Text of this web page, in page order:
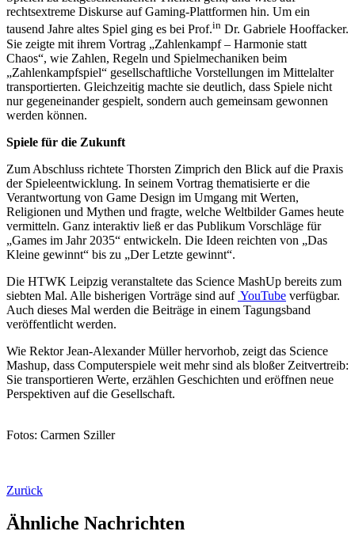
rechtsextreme Diskurse auf Gaming-Plattformen hin. Um ein
tausend Jahre altes Spiel ging es bei Prof.in Dr. Gabriele Hooffacker.
Sie zeigte mit ihrem Vortrag „Zahlenkampf – Harmonie statt
Chaos“, wie Zahlen, Regeln und Spielmechaniken beim
„Zahlenkampfspiel“ gesellschaftliche Vorstellungen im Mittelalter
transportierten. Gleichzeitig machte sie deutlich, dass Spiele nicht
nur gegeneinander gespielt, sondern auch gemeinsam gewonnen
werden können.
Spiele für die Zukunft
Zum Abschluss richtete Thorsten Zimprich den Blick auf die Praxis
der Spieleentwicklung. In seinem Vortrag thematisierte er die
Verantwortung von Game Design im Umgang mit Werten,
Religionen und Mythen und fragte, welche Weltbilder Games heute
vermitteln. Ganz interaktiv ließ er das Publikum Vorschläge für
„Games im Jahr 2035“ entwickeln. Die Ideen reichten von „Das
Kleine gewinnt“ bis zu „Der Letzte gewinnt“.
Die HTWK Leipzig veranstaltete das Science MashUp bereits zum
siebten Mal. Alle bisherigen Vorträge sind auf YouTube verfügbar.
Auch dieses Mal werden die Beiträge in einem Tagungsband
veröffentlicht werden.
Wie Rektor Jean-Alexander Müller hervorhob, zeigt das Science
Mashup, dass Computerspiele weit mehr sind als bloßer Zeitvertreib:
Sie transportieren Werte, erzählen Geschichten und eröffnen neue
Perspektiven auf die Gesellschaft.
Fotos: Carmen Sziller
Zurück
Ähnliche Nachrichten